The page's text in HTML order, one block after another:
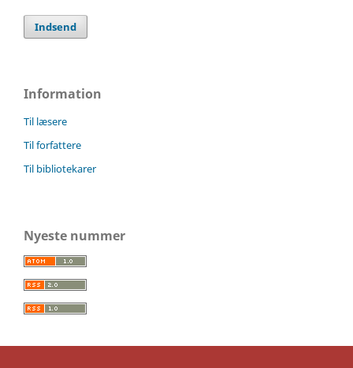
Indsend
Information
Til læsere
Til forfattere
Til bibliotekarer
Nyeste nummer